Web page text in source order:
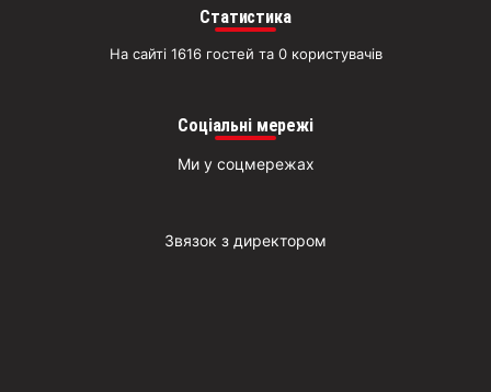
Статистика
На сайті 1616 гостей та 0 користувачів
Соціальні мережі
Ми у соцмережах
Звязок з директором